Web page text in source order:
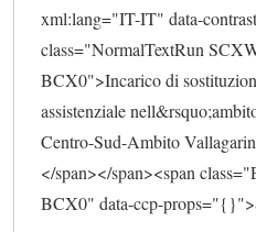
xml:lang="IT-IT" data-
class="NormalTextRun
BCX0">Incarico di
assistenziale
Centro-Sud-Ambito
</span></span><span
BCX0" data-ccp-